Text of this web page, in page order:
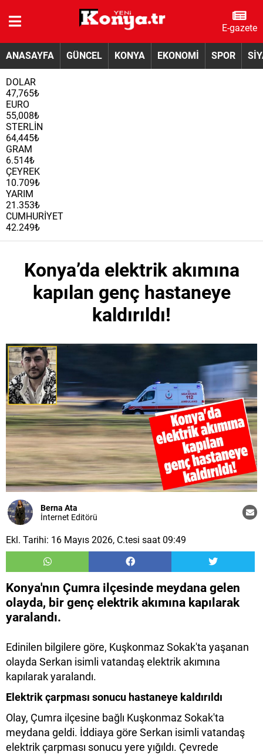
E-gazete
ANASAYFA GÜNCEL KONYA EKONOMİ SPOR
DOLAR
47,765₺
EURO
55,008₺
STERLİN
64,445₺
GRAM
6.514₺
ÇEYREK
10.709₺
YARIM
21.353₺
CUMHURİYET
42.249₺
Konya’da elektrik akımına
kapılan genç hastaneye
kaldırıldı!
Berna Ata
İnternet Editörü
Ekl. Tarihi: 16 Mayıs 2026, C.tesi saat 09:49
Konya'nın Çumra ilçesinde meydana gelen
olayda, bir genç elektrik akımına kapılarak
yaralandı.
Edinilen bilgilere göre, Kuşkonmaz Sokak'ta yaşanan
olayda Serkan isimli vatandaş elektrik akımına
kapılarak yaralandı.
Elektrik çarpması sonucu hastaneye kaldırıldı
Olay, Çumra ilçesine bağlı Kuşkonmaz Sokak'ta
meydana geldi. İddiaya göre Serkan isimli vatandaş
elektrik çarpması sonucu yere yığıldı. Çevrede